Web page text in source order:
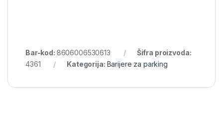
Bar-kod: 8606006530613
Šifra proizvoda:
4361
Kategorija: Barijere za parking